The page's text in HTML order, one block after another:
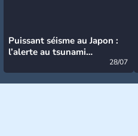
Puissant séisme au Japon :
l’alerte au tsunami
28/07